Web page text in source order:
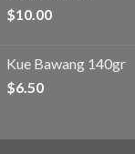
$10.00
Kue Bawang 140gr
$6.50